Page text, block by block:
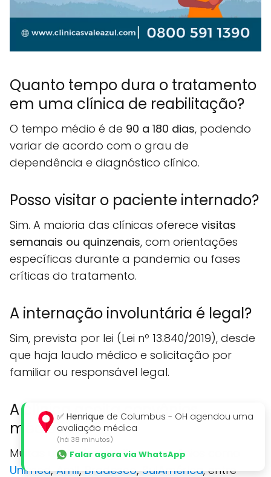
Quanto tempo dura o tratamento
em uma clínica de reabilitação?
O tempo médio é de 90 a 180 dias, podendo
variar de acordo com o grau de
dependência e diagnóstico clínico.
Posso visitar o paciente internado?
Sim. A maioria das clínicas oferece visitas
semanais ou quinzenais, com orientações
específicas durante a pandemia ou fases
críticas do tratamento.
A internação involuntária é legal?
Sim, prevista por lei (Lei nº 13.840/2019), desde
que haja laudo médico e solicitação por
familiar ou responsável legal.
A clínica aceita convênios
médicos?
Muitas unidades aceitam convênios como
Unimed, Amil, Bradesco, SulAmérica, entre
✅ Henrique de Columbus - OH agendou uma
avaliação médica
(há 38 minutos)
Falar agora via WhatsApp